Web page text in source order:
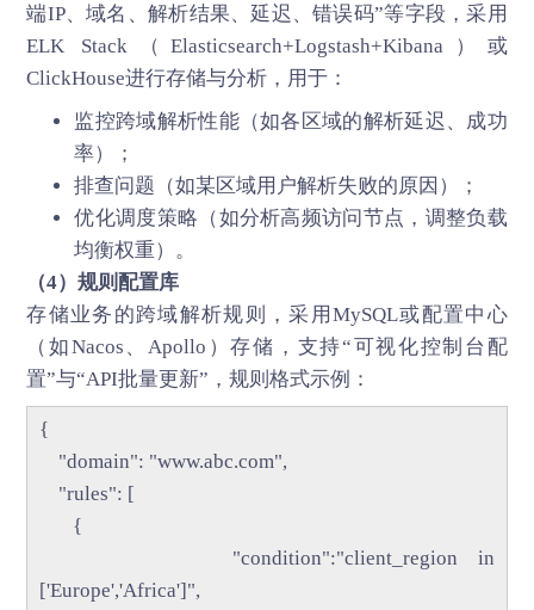
端IP、域名、解析结果、延迟、错误码”等字段，采用
ELK Stack（Elasticsearch+Logstash+Kibana）或
ClickHouse进行存储与分析，用于：
监控跨域解析性能（如各区域的解析延迟、成功
率）；
排查问题（如某区域用户解析失败的原因）；
优化调度策略（如分析高频访问节点，调整负载
均衡权重）。
（4）规则配置库
存储业务的跨域解析规则，采用MySQL或配置中心
（如Nacos、Apollo）存储，支持“可视化控制台配
置”与“API批量更新”，规则格式示例：
{
"domain": "www.abc.com",
"rules": [
{
"condition":"client_region in
['Europe','Africa']",